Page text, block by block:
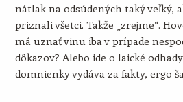
nátlak na odsúdených taký veľký,
priznali všetci. Takže „zrejme“.
má uznať vinu iba v prípade
dôkazov? Alebo ide o laické
domnienky vydáva za fakty, ergo